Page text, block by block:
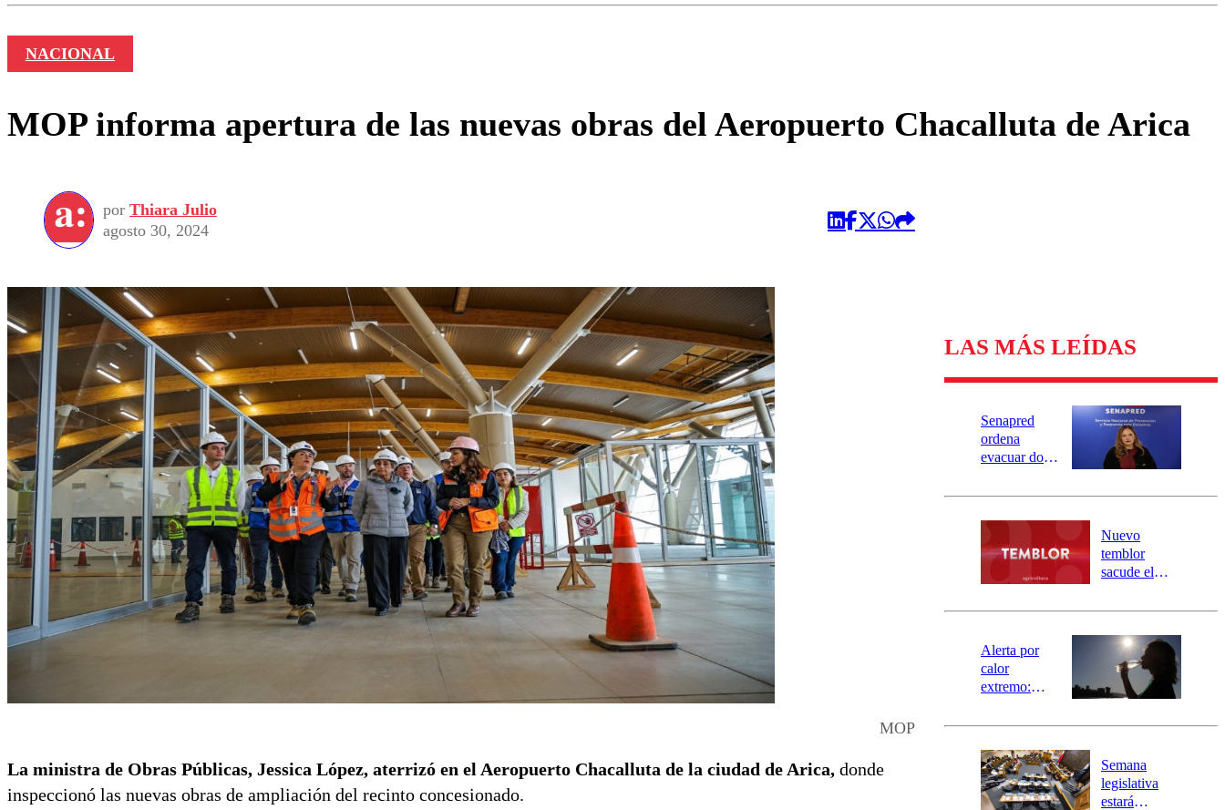
NACIONAL
MOP informa apertura de las nuevas obras del Aeropuerto Chacalluta de Arica
por Thiara Julio
agosto 30, 2024
MOP
La ministra de Obras Públicas, Jessica López, aterrizó en el Aeropuerto Chacalluta de la ciudad de Arica, donde
inspeccionó las nuevas obras de ampliación del recinto concesionado.
LAS MÁS LEÍDAS
Senapred
ordena
evacuar dos
Carahue por
río Damas:
activa
mensajería
SAE
Nuevo
temblor
sacude el
revisa la
epicentro
Alerta por
calor
extremo:
activa Alerta
Preventiva en
tres comunas
Semana
legislativa
estará